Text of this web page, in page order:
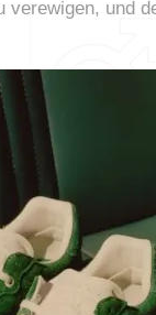
verewigen, und